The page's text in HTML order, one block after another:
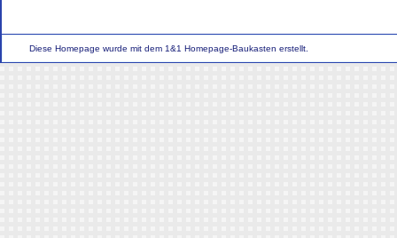
Diese Homepage wurde mit dem 1&1 Homepage-Baukasten erstellt.